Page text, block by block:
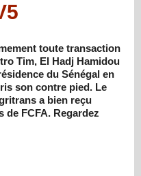
toute transaction
Tim, El Hadj Hamidou
du Sénégal en
son contre pied. Le
a bien reçu
de FCFA. Regardez